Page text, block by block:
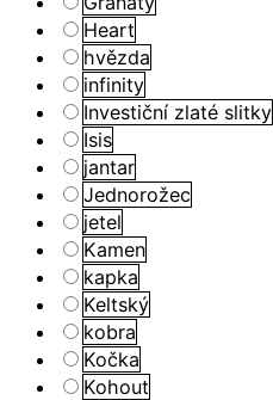
Heart
hvězda
infinity
Investiční zlaté slitky
Isis
jantar
Jednorožec
jetel
Kamen
kapka
Keltský
kobra
Kočka
Kohout